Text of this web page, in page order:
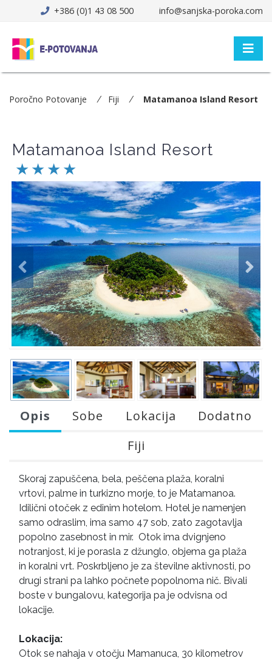
+386 (0)1 43 08 500 info@sanjska-poroka.com
Poročno Potovanje Fiji Matamanoa Island Resort
Matamanoa Island Resort
Opis Sobe Lokacija
Dodatno
Fiji
Skoraj zapuščena, bela, peščena plaža, koralni
vrtovi, palme in turkizno morje, to je Matamanoa.
Idilični otoček z edinim hotelom. Hotel je namenjen
samo odraslim, ima samo 47 sob, zato zagotavlja
popolno zasebnost in mir. Otok ima dvignjeno
notranjost, ki je porasla z džunglo, objema ga plaža
in koralni vrt. Poskrbljeno je za številne aktivnosti, po
drugi strani pa lahko počnete popolnoma nič. Bivali
boste v bungalovu, kategorija pa je odvisna od
lokacije.
Lokacija:
Otok se nahaja v otočju Mamanuca, 30 kilometrov